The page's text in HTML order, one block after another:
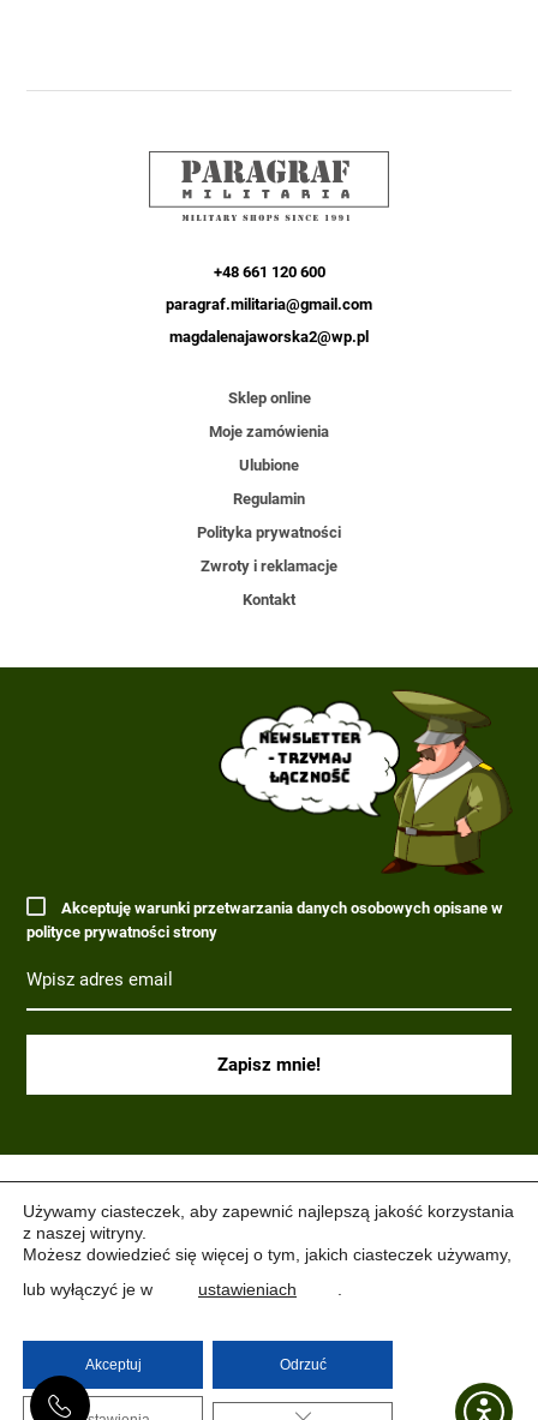
+48 661 120 600
paragraf.militaria@gmail.com
magdalenajaworska2@wp.pl
Sklep online
Moje zamówienia
Ulubione
Regulamin
Polityka prywatności
Zwroty i reklamacje
Kontakt
Akceptuję warunki przetwarzania danych osobowych opisane w
polityce prywatności strony
Newsletter
- trzymaj
łączność
(C) 2017-2022 PARAGRAF MILITARIA.
Używamy ciasteczek, aby zapewnić najlepszą jakość korzystania
z naszej witryny.
Możesz dowiedzieć się więcej o tym, jakich ciasteczek używamy,
lub wyłączyć je w
ustawieniach
Akceptuj Odrzuć
ZAMKNIJ PANEL